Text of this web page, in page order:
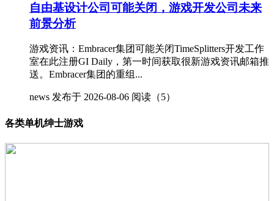
自由基设计公司可能关闭，游戏开发公司未来
前景分析
游戏资讯：Embracer集团可能关闭TimeSplitters开发工作
室在此注册GI Daily，第一时间获取很新游戏资讯邮箱推
送。Embracer集团的重组...
news 发布于 2026-08-06 阅读（5）
各类单机绅士游戏